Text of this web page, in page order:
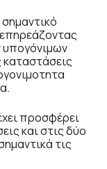
προσφέρει
και στις δύο
τις